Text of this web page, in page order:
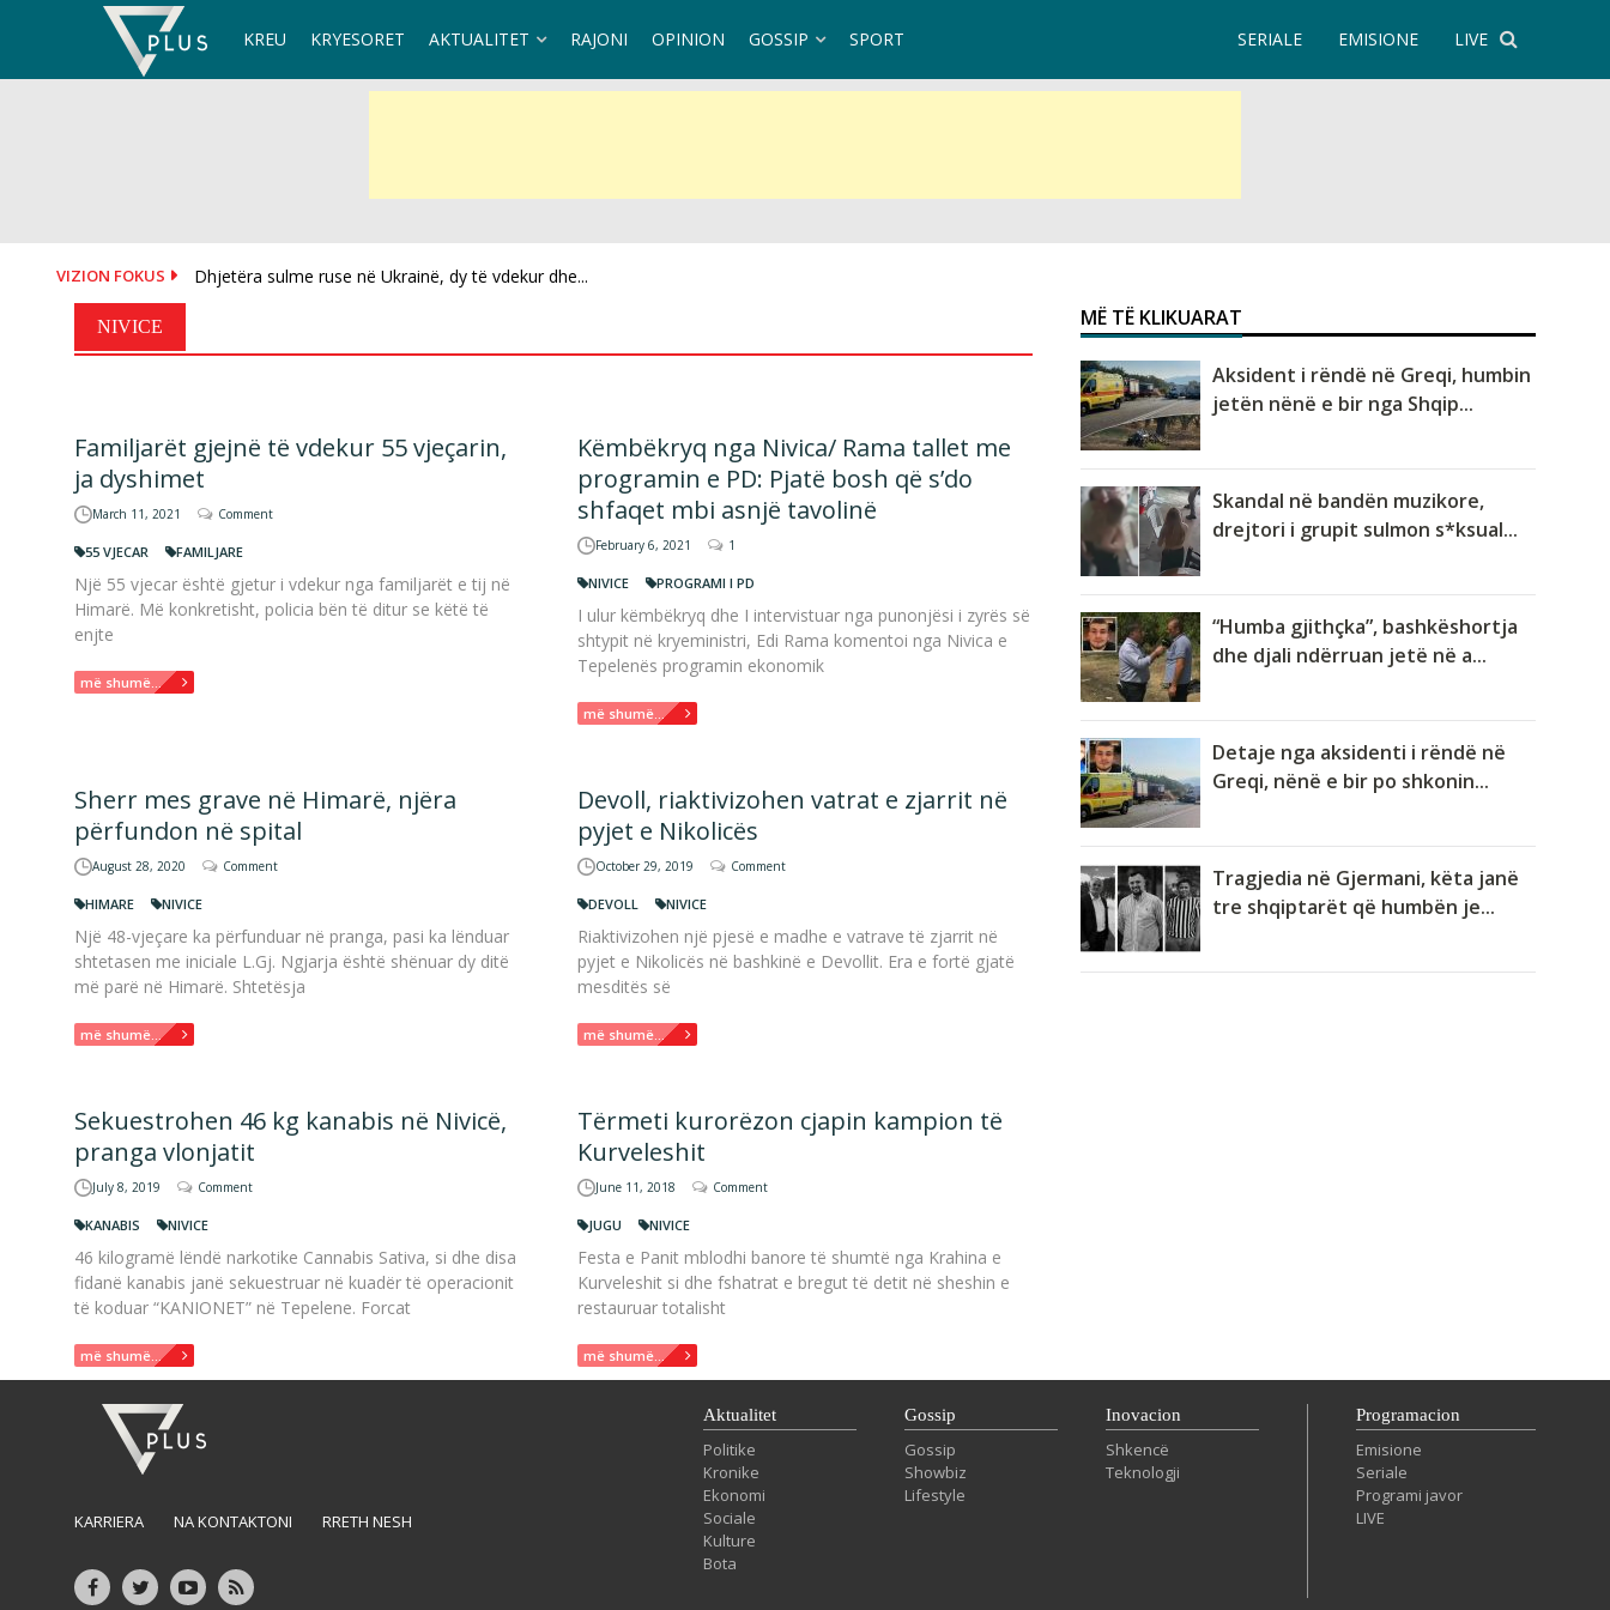
KREU KRYESORET AKTUALITET RAJONI OPINION GOSSIP SPORT LIVE
EMISIONE
SERIALE
VIZION FOKUS Dhjetëra sulme ruse në Ukrainë, dy të vdekur dhe...
NIVICE
Familjarët gjejnë të vdekur 55 vjeçarin,
ja dyshimet
March 11, 2021 Comment
55 VJECAR FAMILJARE
Një 55 vjecar është gjetur i vdekur nga familjarët e tij në
Himarë. Më konkretisht, policia bën të ditur se këtë të
enjte
më shumë...
Këmbëkryq nga Nivica/ Rama tallet me
programin e PD: Pjatë bosh që s’do
shfaqet mbi asnjë tavolinë
February 6, 2021 1
NIVICE PROGRAMI I PD
I ulur këmbëkryq dhe I intervistuar nga punonjësi i zyrës së
shtypit në kryeministri, Edi Rama komentoi nga Nivica e
Tepelenës programin ekonomik
më shumë...
Sherr mes grave në Himarë, njëra
përfundon në spital
August 28, 2020 Comment
HIMARE NIVICE
Një 48-vjeçare ka përfunduar në pranga, pasi ka lënduar
shtetasen me iniciale L.Gj. Ngjarja është shënuar dy ditë
më parë në Himarë. Shtetësja
më shumë...
Devoll, riaktivizohen vatrat e zjarrit në
pyjet e Nikolicës
October 29, 2019 Comment
DEVOLL NIVICE
Riaktivizohen një pjesë e madhe e vatrave të zjarrit në
pyjet e Nikolicës në bashkinë e Devollit. Era e fortë gjatë
mesditës së
më shumë...
Sekuestrohen 46 kg kanabis në Nivicë,
pranga vlonjatit
July 8, 2019 Comment
KANABIS NIVICE
46 kilogramë lëndë narkotike Cannabis Sativa, si dhe disa
fidanë kanabis janë sekuestruar në kuadër të operacionit
të koduar “KANIONET” në Tepelene. Forcat
më shumë...
Tërmeti kurorëzon cjapin kampion të
Kurveleshit
June 11, 2018 Comment
JUGU NIVICE
Festa e Panit mblodhi banore të shumtë nga Krahina e
Kurveleshit si dhe fshatrat e bregut të detit në sheshin e
restauruar totalisht
më shumë...
MË TË KLIKUARAT
Aksident i rëndë në Greqi, humbin
jetën nënë e bir nga Shqip...
Skandal në bandën muzikore,
drejtori i grupit sulmon s*ksual...
“Humba gjithçka”, bashkëshortja
dhe djali ndërruan jetë në a...
Detaje nga aksidenti i rëndë në
Greqi, nënë e bir po shkonin...
Tragjedia në Gjermani, këta janë
tre shqiptarët që humbën je...
KARRIERA NA KONTAKTONI RRETH NESH
Aktualitet
Politike
Kronike
Ekonomi
Sociale
Kulture
Bota
Gossip
Gossip
Showbiz
Lifestyle
Inovacion
Shkencë
Teknologji
Programacion
Emisione
Seriale
Programi javor
LIVE